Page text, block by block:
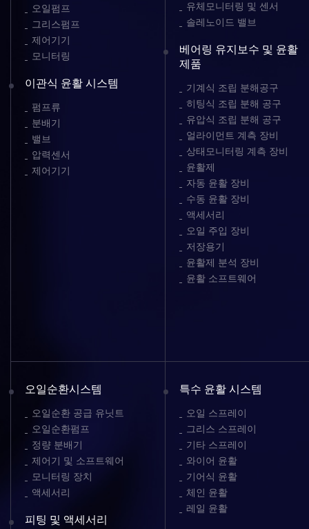
오일펌프
그리스펌프
제어기기
모니터링
이관식 윤활 시스템
펌프류
분배기
밸브
압력센서
제어기기
유체모니터링 및 센서
솔레노이드 밸브
베어링 유지보수 및 윤활
제품
기계식 조립 분해공구
히팅식 조립 분해 공구
유압식 조립 분해 공구
얼라이먼트 계측 장비
상태모니터링 계측 장비
윤활제
자동 윤활 장비
수동 윤활 장비
액세서리
오일 주입 장비
저장용기
윤활제 분석 장비
윤활 소프트웨어
오일순환시스템
오일순환 공급 유닛트
오일순환펌프
정량 분배기
제어기 및 소프트웨어
모니터링 장치
액세서리
피팅 및 액세서리
특수 윤활 시스템
오일 스프레이
그리스 스프레이
기타 스프레이
와이어 윤활
기어식 윤활
체인 윤활
레일 윤활